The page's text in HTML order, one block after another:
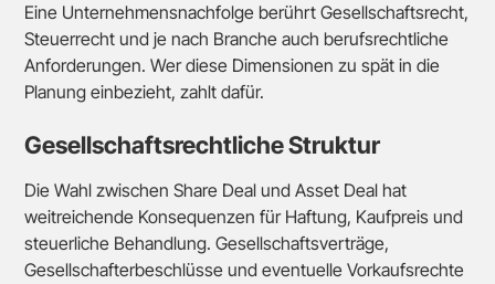
Eine Unternehmensnachfolge berührt Gesellschaftsrecht,
Steuerrecht und je nach Branche auch berufsrechtliche
Anforderungen. Wer diese Dimensionen zu spät in die
Planung einbezieht, zahlt dafür.
Gesellschaftsrechtliche Struktur
Die Wahl zwischen Share Deal und Asset Deal hat
weitreichende Konsequenzen für Haftung, Kaufpreis und
steuerliche Behandlung. Gesellschaftsverträge,
Gesellschafterbeschlüsse und eventuelle Vorkaufsrechte